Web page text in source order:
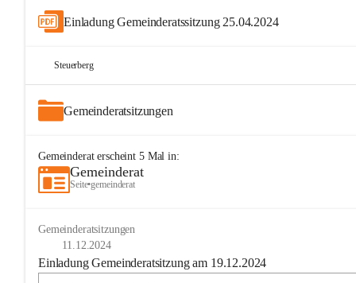
Einladung Gemeinderatssitzung 25.04.2024
Steuerberg
Gemeinderatsitzungen
Gemeinderaterscheint 5Mal in:
Gemeinderat
Seite•gemeinderat
Gemeinderatsitzungen
11.12.2024
Einladung Gemeinderatsitzung am 19.12.2024